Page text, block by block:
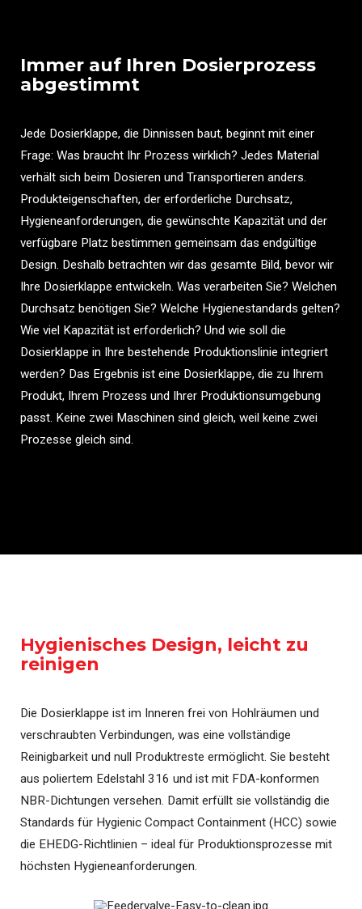
Immer auf Ihren Dosierprozess
abgestimmt
Jede Dosierklappe, die Dinnissen baut, beginnt mit einer
Frage: Was braucht Ihr Prozess wirklich? Jedes Material
verhält sich beim Dosieren und Transportieren anders.
Produkteigenschaften, der erforderliche Durchsatz,
Hygieneanforderungen, die gewünschte Kapazität und der
verfügbare Platz bestimmen gemeinsam das endgültige
Design. Deshalb betrachten wir das gesamte Bild, bevor wir
Ihre Dosierklappe entwickeln. Was verarbeiten Sie? Welchen
Durchsatz benötigen Sie? Welche Hygienestandards gelten?
Wie viel Kapazität ist erforderlich? Und wie soll die
Dosierklappe in Ihre bestehende Produktionslinie integriert
werden? Das Ergebnis ist eine Dosierklappe, die zu Ihrem
Produkt, Ihrem Prozess und Ihrer Produktionsumgebung
passt. Keine zwei Maschinen sind gleich, weil keine zwei
Prozesse gleich sind.
Hygienisches Design, leicht zu
reinigen
Die Dosierklappe ist im Inneren frei von Hohlräumen und
verschraubten Verbindungen, was eine vollständige
Reinigbarkeit und null Produktreste ermöglicht. Sie besteht
aus poliertem Edelstahl 316 und ist mit FDA-konformen
NBR-Dichtungen versehen. Damit erfüllt sie vollständig die
Standards für Hygienic Compact Containment (HCC) sowie
die EHEDG-Richtlinien – ideal für Produktionsprozesse mit
höchsten Hygieneanforderungen.